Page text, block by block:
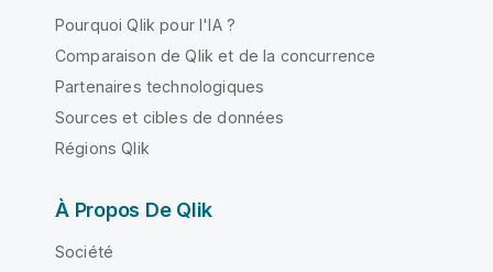
Pourquoi Qlik pour l'IA ?
Comparaison de Qlik et de la concurrence
Partenaires technologiques
Sources et cibles de données
Régions Qlik
À Propos De Qlik
Société